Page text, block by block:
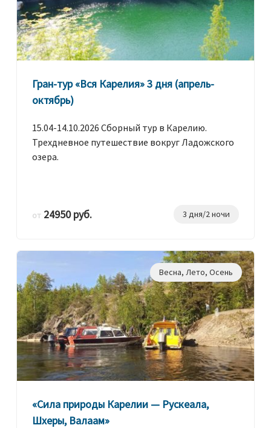
Гран-тур «Вся Карелия» 3 дня (апрель-
октябрь)
15.04-14.10.2026 Сборный тур в Карелию.
Трехдневное путешествие вокруг Ладожского
озера.
от 24950 руб. 3 дня/2 ночи
Весна, Лето, Осень
«Сила природы Карелии — Рускеала,
Шхеры, Валаам»